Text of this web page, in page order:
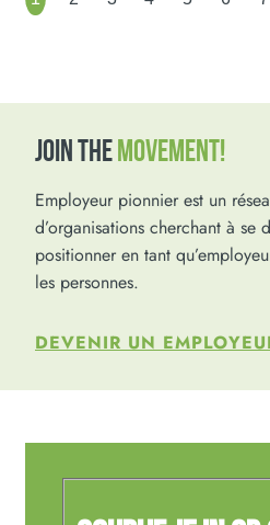
JOIN THEMOVEMENT!
Employeur pionnier est un
d’organisations cherchant à se
positionner en tant
les personnes.
DEVENIR UN